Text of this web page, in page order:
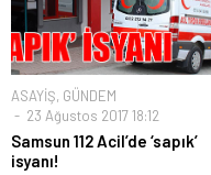
ASAYİŞ, GÜNDEM
23 Ağustos 2017 18:12
Samsun 112 Acil’de ‘sapık’
isyanı!